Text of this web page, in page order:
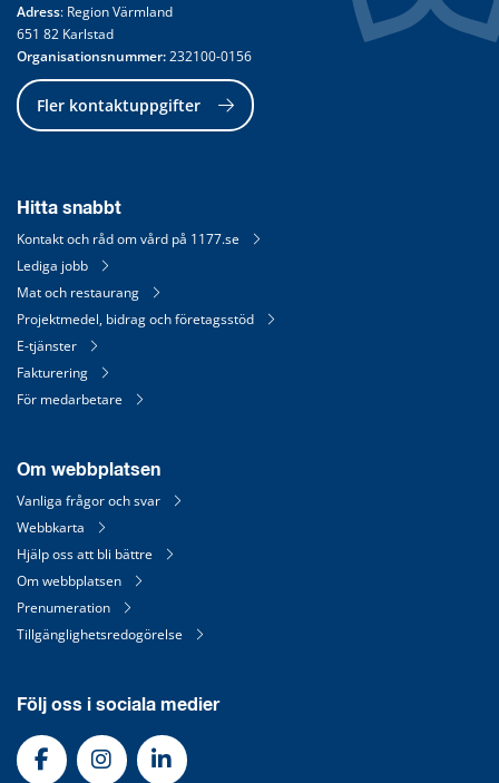
Adress: Region Värmland
651 82 Karlstad
Organisationsnummer: 232100-0156
Fler kontaktuppgifter
Hitta snabbt
Kontakt och råd om vård på 1177.se
Lediga jobb
Mat och restaurang
Projektmedel, bidrag och företagsstöd
E-tjänster
Fakturering
För medarbetare
Om webbplatsen
Vanliga frågor och svar
Webbkarta
Hjälp oss att bli bättre
Om webbplatsen
Prenumeration
Tillgänglighetsredogörelse
Följ oss i sociala medier